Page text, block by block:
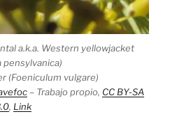
a.k.a. Western yellowjacket
pensylvanica)
(Foeniculum vulgare)
– Trabajo propio, CC BY-SA
, Link